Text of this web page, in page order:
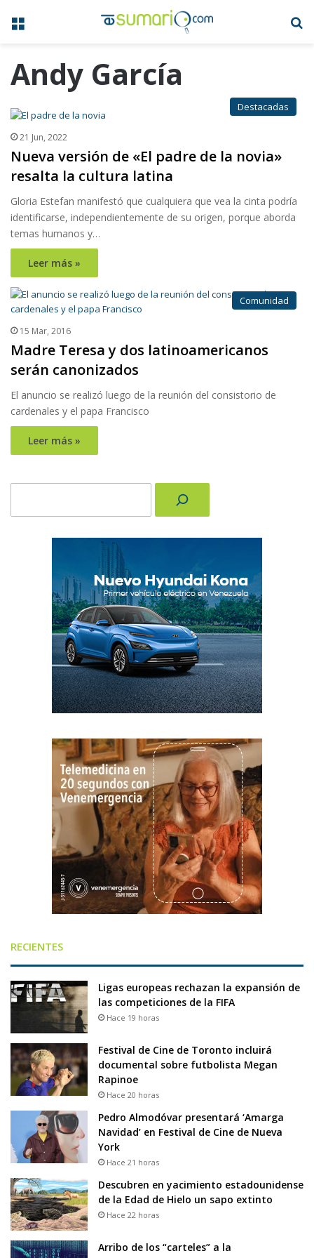
Menú
Andy García
Destacadas
21 Jun, 2022
Nueva versión de «El padre de la novia»
resalta la cultura latina
Gloria Estefan manifestó que cualquiera que vea la cinta podría
identificarse, independientemente de su origen, porque aborda
temas humanos y…
Leer más »
Comunidad
15 Mar, 2016
Madre Teresa y dos latinoamericanos
serán canonizados
El anuncio se realizó luego de la reunión del consistorio de
cardenales y el papa Francisco
Leer más »
RECIENTES
Ligas europeas rechazan la expansión de
las competiciones de la FIFA
Hace 19 horas
Festival de Cine de Toronto incluirá
documental sobre futbolista Megan
Rapinoe
Hace 20 horas
Pedro Almodóvar presentará ‘Amarga
Navidad’ en Festival de Cine de Nueva
York
Hace 21 horas
Descubren en yacimiento estadounidense
de la Edad de Hielo un sapo extinto
Hace 22 horas
Arribo de los “carteles” a la